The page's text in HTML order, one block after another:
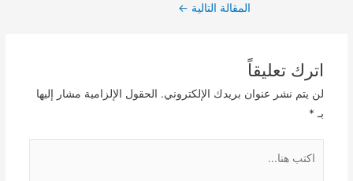
المقالة التالية ←
اترك تعليقاً
لن يتم نشر عنوان بريدك الإلكتروني. الحقول الإلزامية مشار إليها
بـ *